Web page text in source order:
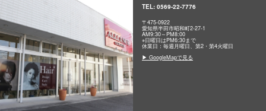
TEL: 0569-22-7776
〒475-0922
愛知県半田市昭和町2-27-1
AM9:30～PM8:00
※日曜日はPM6:30まで
休業日：毎週月曜日、第2・第4火曜日
▶ GoogleMapで見る